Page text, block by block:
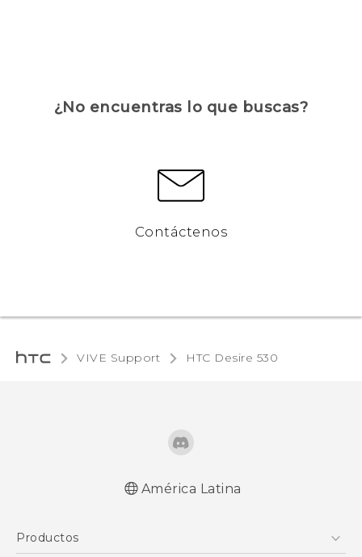
¿No encuentras lo que buscas?
Contáctenos
VIVE Support HTC Desire 530‎
América Latina
Productos